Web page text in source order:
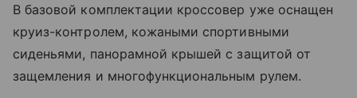
В базовой комплектации кроссовер уже оснащен
круиз-контролем, кожаными спортивными
сиденьями, панорамной крышей с защитой от
защемления и многофункциональным рулем.